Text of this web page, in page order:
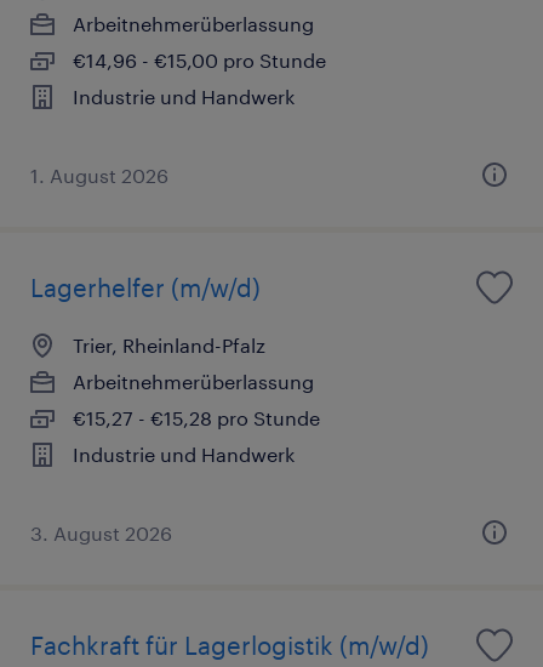
Arbeitnehmerüberlassung
€14,96 - €15,00 pro Stunde
Industrie und Handwerk
1. August 2026
Lagerhelfer (m/w/d)
Trier, Rheinland-Pfalz
Arbeitnehmerüberlassung
€15,27 - €15,28 pro Stunde
Industrie und Handwerk
3. August 2026
Fachkraft für Lagerlogistik (m/w/d)